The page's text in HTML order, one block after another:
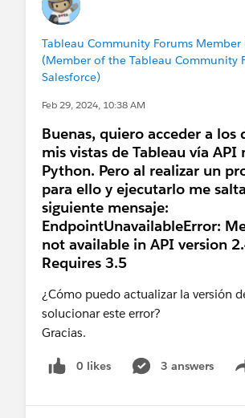
tabcmd export "/Cities/
Si tu usuario incluye @
codificarlo. Por ejemplo si el usuario
dmartinez@dominio.com
tabcmd export "/Cities/
If this post resolves the question,
kind to "Select as Best"?. This will
find the same answer/resolution and
community keep track of answered
Thank you.
Regards,
Diego Martinez
Tableau Community Forums
(Member of the Tableau Community
Salesforce)
Feb 29, 2024, 10:38 AM
Buenas, quiero acceder a los
mis vistas de Tableau vía API
Python. Pero al realizar un
para ello y ejecutarlo me
siguiente mensaje:
EndpointUnavailableError:
not available in API version
Requires 3.5
¿Cómo puedo actualizar la versión
solucionar este error?
Gracias.
0 likes 3 answers